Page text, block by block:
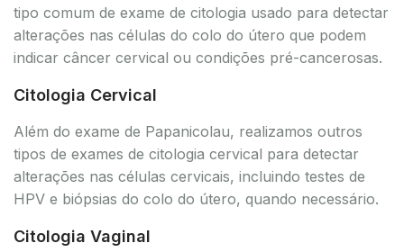
tipo comum de exame de citologia usado para detectar
alterações nas células do colo do útero que podem
indicar câncer cervical ou condições pré-cancerosas.
Citologia Cervical
Além do exame de Papanicolau, realizamos outros
tipos de exames de citologia cervical para detectar
alterações nas células cervicais, incluindo testes de
HPV e biópsias do colo do útero, quando necessário.
Citologia Vaginal